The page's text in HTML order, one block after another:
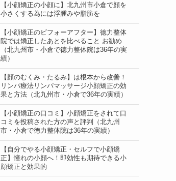
【小顔矯正の小顔に】北九州市小倉で顔を
小さくする為には浮腫みや脂肪を
【小顔矯正のビフォーアフター】徳力整体
院では矯正したあとを比べること お勧め
（北九州市・小倉で徳力整体院は36年の実
績）
【顔のむくみ・たるみ】は根本から改善！
リンパ療法リンパマッサージ小顔矯正の効
果と方法（北九州市・小倉で36年の実績）
【小顔矯正の口コミ】小顔矯正をされて口
コミを投稿された方の声と評判（北九州
市・小倉で徳力整体院は36年の実績）
【自分でやる小顔矯正・セルフで小顔矯
正】憧れの小顔へ！即効性も期待できる小
顔矯正と効果的